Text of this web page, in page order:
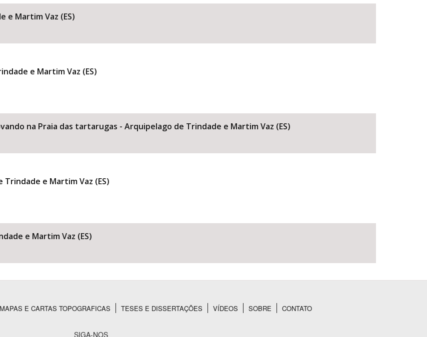
e Martim Vaz (ES)
e Martim Vaz (ES)
na Praia das tartarugas - Arquipelago de Trindade e Martim Vaz (ES)
e Martim Vaz (ES)
e Martim Vaz (ES)
MAPAS E CARTAS TOPOGRAFICAS TESES E DISSERTAÇÕES VÍDEOS SOBRE CONTATO
SIGA-NOS